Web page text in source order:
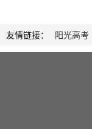
友情链接： 阳光高考